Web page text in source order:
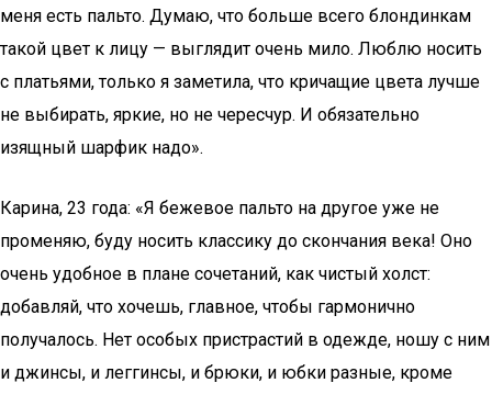
меня есть пальто. Думаю, что больше всего блондинкам
такой цвет к лицу — выглядит очень мило. Люблю носить
с платьями, только я заметила, что кричащие цвета лучше
не выбирать, яркие, но не чересчур. И обязательно
изящный шарфик надо».
Карина, 23 года: «Я бежевое пальто на другое уже не
променяю, буду носить классику до скончания века! Оно
очень удобное в плане сочетаний, как чистый холст:
добавляй, что хочешь, главное, чтобы гармонично
получалось. Нет особых пристрастий в одежде, ношу с ним
и джинсы, и леггинсы, и брюки, и юбки разные, кроме